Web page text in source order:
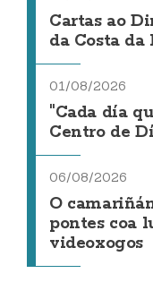
Cartas ao
da Costa da
01/08/2026
"Cada día
Centro de
06/08/2026
O
pontes coa
videoxogos